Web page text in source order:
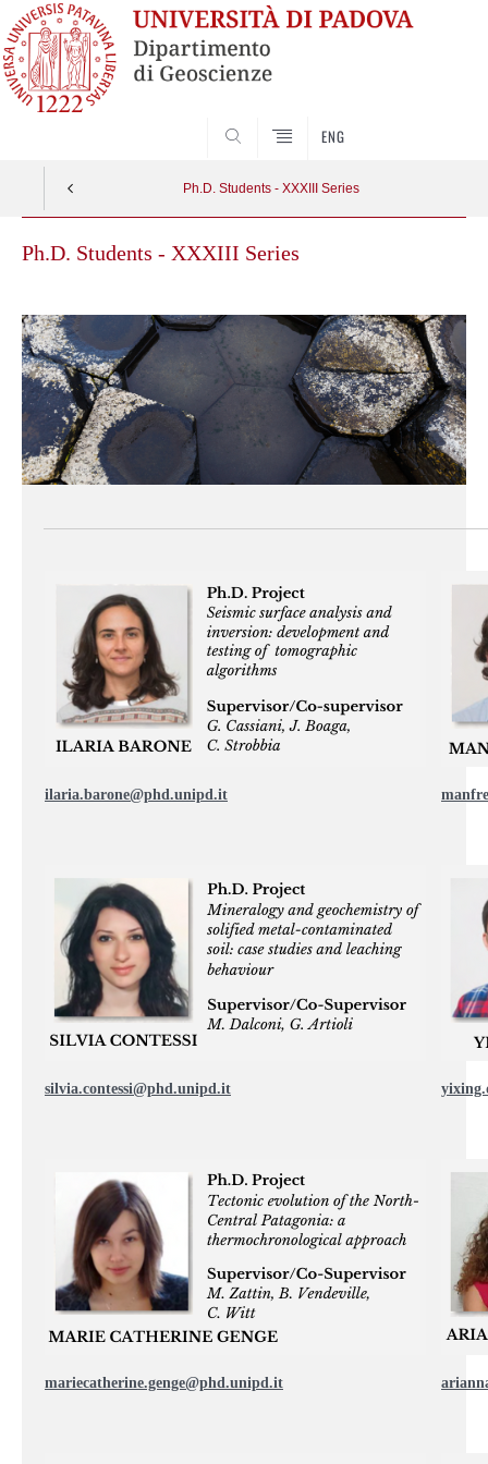
ENG
Ph.D. Students - XXXIII Series
Ph.D. Students - XXXIII Series
ilaria.barone@phd.unipd.it
silvia.contessi@phd.unipd.it
mariecatherine.genge@phd.unipd.it